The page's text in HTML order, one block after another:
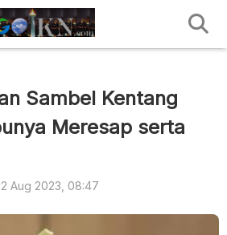
Sambel Kentang
Meresap serta
Aug 2023, 08:47